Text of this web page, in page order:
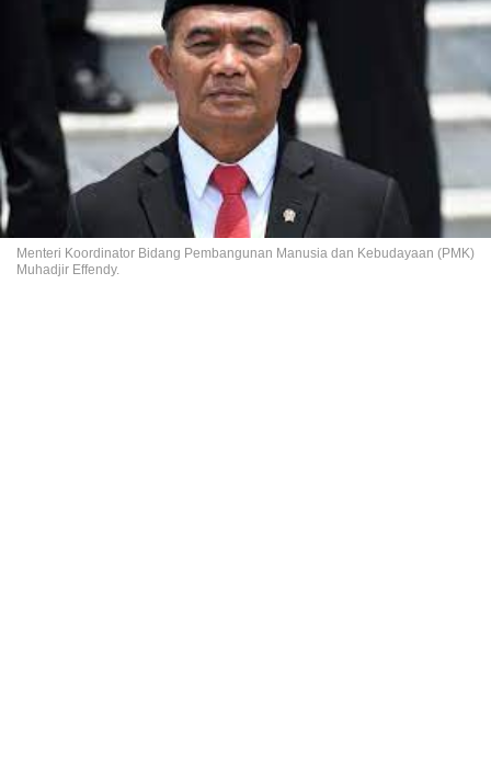
Menteri Koordinator Bidang Pembangunan Manusia dan Kebudayaan (PMK)
Muhadjir Effendy.